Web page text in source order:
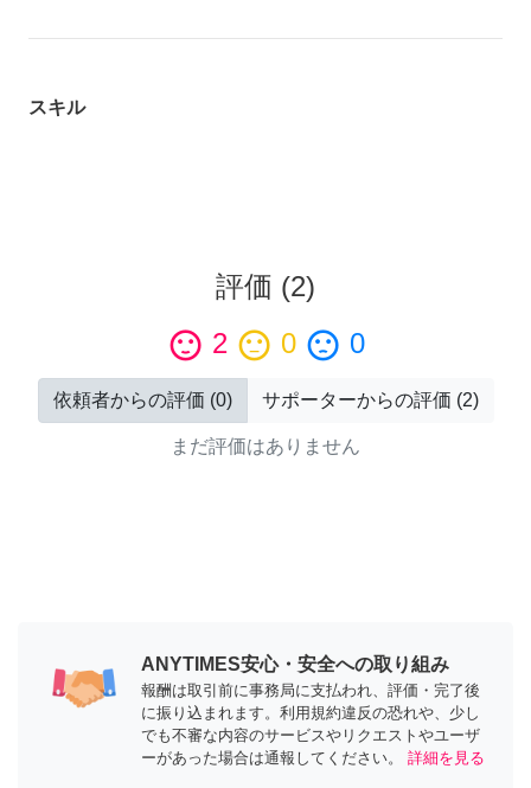
スキル
評価 (2)
sentiment_satisfied 2 sentiment_neutral 0 sentiment_dissatisfied 0
依頼者からの評価 (0) サポーターからの評価 (2)
まだ評価はありません
ANYTIMES安心・安全への取り組み
報酬は取引前に事務局に支払われ、評価・完了後
に振り込まれます。利用規約違反の恐れや、少し
でも不審な内容のサービスやリクエストやユーザ
ーがあった場合は通報してください。
詳細を見る